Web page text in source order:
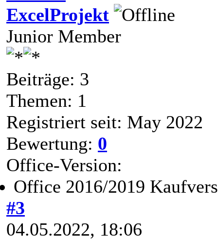
ExcelProjekt
Junior Member
Beiträge: 3
Themen: 1
Registriert seit: May 2022
Bewertung: 0
Office-Version:
Office 2016/2019
#3
04.05.2022, 18:06